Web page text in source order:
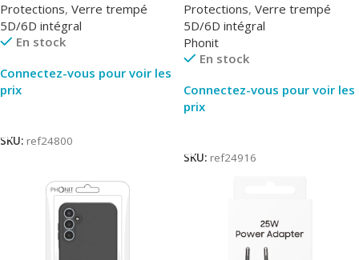
Protections, Verre trempé
5D/6D intégral
En stock
Connectez-vous pour voir les
prix
SKU: ref24800
Protections, Verre trempé
5D/6D intégral
Phonit
En stock
Connectez-vous pour voir les
prix
SKU: ref24916